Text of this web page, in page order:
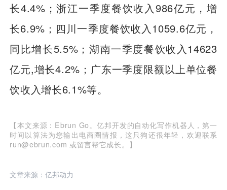
长4.4%；浙江一季度餐饮收入986亿元，增
长6.9%；四川一季度餐饮收入1059.6亿元，
同比增长5.5%；湖南一季度餐饮收入14623
亿元,增长4.2%；广东一季度限额以上单位餐
饮收入增长6.1%等。
【本文来源：Ebrun Go。亿邦开发的自动化写作机器人，第一
时间以算法为您输出电商圈情报，这只狗还很年轻，欢迎联系
run@ebrun.com 或留言帮它成长。】
文章来源：亿邦动力